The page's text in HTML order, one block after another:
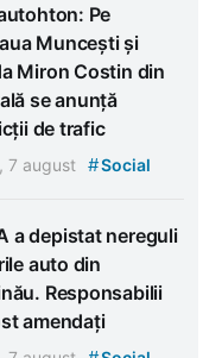
Pe
Muncești și
Miron Costin din
se anunță
de trafic
7 august #Social
a depistat nereguli
auto din
Responsabilii
amendați